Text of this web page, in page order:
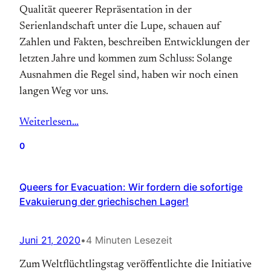
Qualität queerer Repräsentation in der
Serienlandschaft unter die Lupe, schauen auf
Zahlen und Fakten, beschreiben Entwicklungen der
letzten Jahre und kommen zum Schluss: Solange
Ausnahmen die Regel sind, haben wir noch einen
langen Weg vor uns.
Weiterlesen…
0
Queers for Evacuation: Wir fordern die sofortige
Evakuierung der griechischen Lager!
Juni 21, 2020•4 Minuten Lesezeit
Zum Weltflüchtlingstag veröffentlichte die Initiative